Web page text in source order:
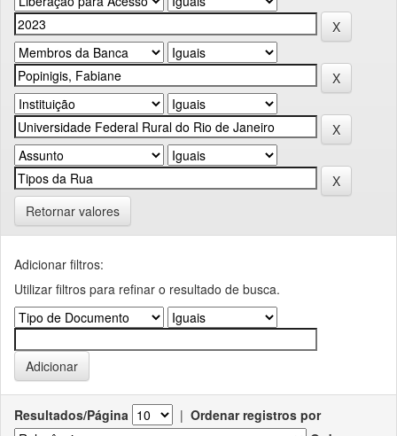
Retornar valores
Adicionar filtros:
Utilizar filtros para refinar o resultado de busca.
Resultados/Página | Ordenar registros por